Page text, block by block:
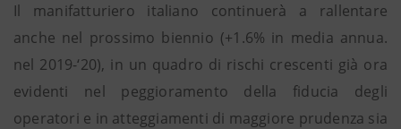
Il manifatturiero italiano continuerà a rallentare
anche nel prossimo biennio (+1.6% in media annua.
nel 2019-‘20), in un quadro di rischi crescenti già ora
evidenti nel peggioramento della fiducia degli
operatori e in atteggiamenti di maggiore prudenza sia